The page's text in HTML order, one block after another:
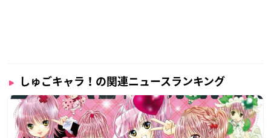
しゅごキャラ！の関連ニュースランキング